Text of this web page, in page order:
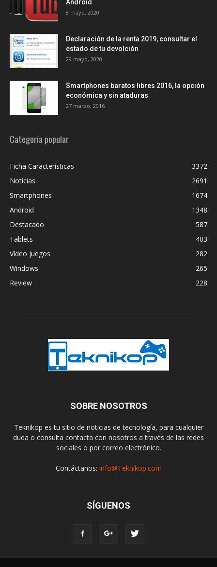
Android
8 mayo, 2020
Declaración de la renta 2019, consultar el
estado de tu devolción
29 mayo, 2020
Smartphones baratos libres 2016, la opción
económica y sin ataduras
27 marzo, 2016
Categoría popular
Ficha Características
3372
Noticias
2691
Smartphones
1674
Android
1348
Destacado
587
Tablets
403
Vídeo juegos
282
Windows
265
Review
228
SOBRE NOSOTROS
Teknikop es tu sitio de noticias de tecnología, para cualquier
duda o consulta contacta con nosotros a través de las redes
sociales o por correo electrónico.
Contáctanos: info@Teknikop.com
SÍGUENOS